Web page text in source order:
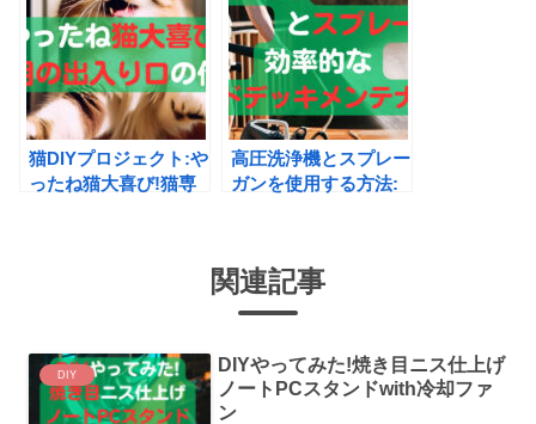
猫DIYプロジェクト:や
ったね猫大喜び!猫専
高圧洗浄機とスプレー
ガンを使用する方法:
関連記事
DIY
DIYやってみた!焼き目ニス仕上げ
ノートPCスタンドwith冷却ファ
ン